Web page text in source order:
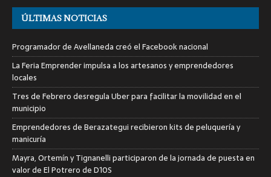
ÚLTIMAS NOTICIAS
Programador de Avellaneda creó el Facebook nacional
La Feria Emprender impulsa a los artesanos y emprendedores
locales
Tres de Febrero desregula Uber para facilitar la movilidad en el
municipio
Emprendedores de Berazategui recibieron kits de peluquería y
manicuría
Mayra, Ortemín y Tignanelli participaron de la jornada de puesta en
valor de El Potrero de D10S